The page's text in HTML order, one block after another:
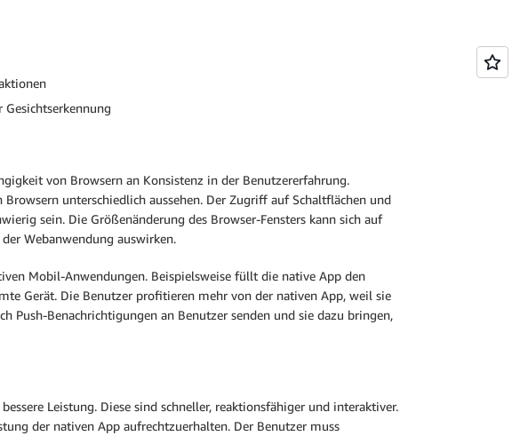
von Browsern an Konsistenz in der Benutzererfahrung.
unterschiedlich aussehen. Der Zugriff auf Schaltflächen und
sein. Die Größenänderung des Browser-Fensters kann sich auf
Webanwendung auswirken.
Mobil-Anwendungen. Beispielsweise füllt die native App den
Gerät. Die Benutzer profitieren mehr von der nativen App, weil sie
Push-Benachrichtigungen an Benutzer senden und sie dazu bringen,
Leistung. Diese sind schneller, reaktionsfähiger und interaktiver.
der nativen App aufrechtzuerhalten. Der Benutzer muss